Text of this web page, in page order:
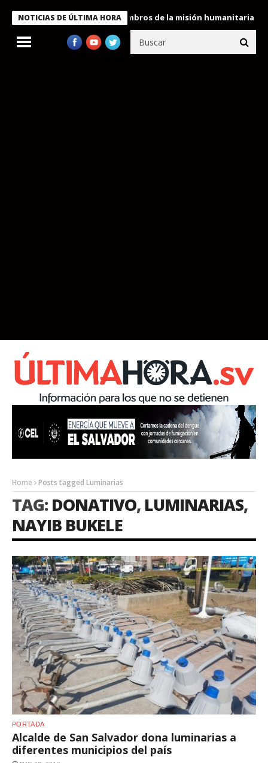
NOTICIAS DE ÚLTIMA HORA
Bukele condecora a miembros de la misión humanitaria
Home Posts tagged Luminarias
TAG:DONATIVO, LUMINARIAS,
NAYIB BUKELE
PORTADA
Alcalde de San Salvador dona luminarias a
diferentes municipios del país